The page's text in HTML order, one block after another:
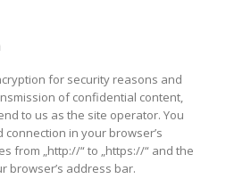
for security reasons and
of confidential content,
to us as the site operator. You
in your browser’s
from „http://“ to „https://“ and the
browser’s address bar.